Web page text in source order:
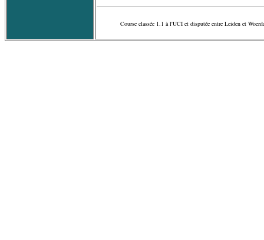
Course classée 1.1 à l'UCI et disputée entre Leiden et